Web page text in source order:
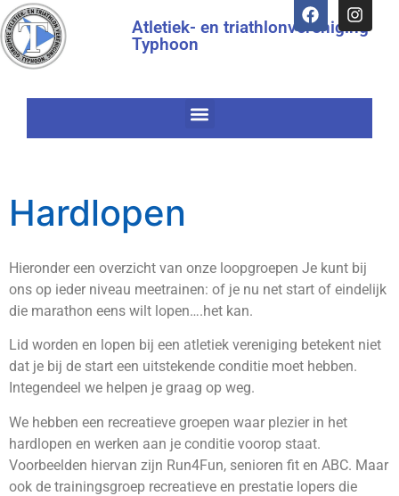
Atletiek- en triathlonvereniging
Typhoon
Hardlopen
Hieronder een overzicht van onze loopgroepen Je kunt bij
ons op ieder niveau meetrainen: of je nu net start of eindelijk
die marathon eens wilt lopen….het kan.
Lid worden en lopen bij een atletiek vereniging betekent niet
dat je bij de start een uitstekende conditie moet hebben.
Integendeel we helpen je graag op weg.
We hebben een recreatieve groepen waar plezier in het
hardlopen en werken aan je conditie voorop staat.
Voorbeelden hiervan zijn Run4Fun, senioren fit en ABC. Maar
ook de trainingsgroep recreatieve en prestatie lopers die